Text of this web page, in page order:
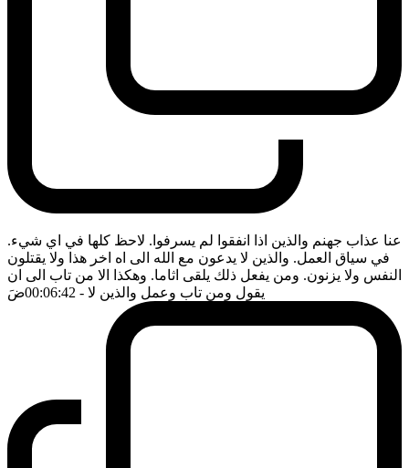
عنا عذاب جهنم والذين اذا انفقوا لم يسرفوا. لاحظ كلها في اي شيء.
في سياق العمل. والذين لا يدعون مع الله الى اه اخر هذا ولا يقتلون
النفس ولا يزنون. ومن يفعل ذلك يلقى اثاما. وهكذا الا من تاب الى ان
يقول ومن تاب وعمل والذين لا - 00:06:42 ضَ